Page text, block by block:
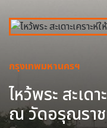
กรุงเทพมหานครฯ
ไหว้พระ สะเด
ณ วัดอรุณราช